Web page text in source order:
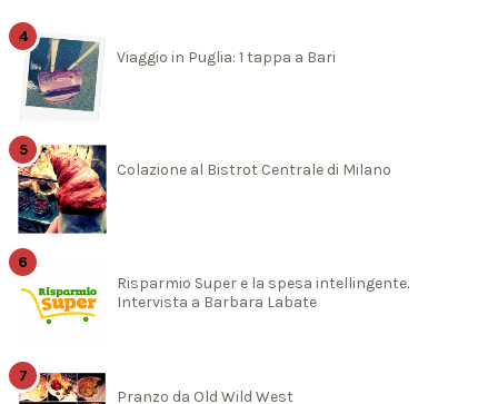
Viaggio in Puglia: 1 tappa a Bari
Colazione al Bistrot Centrale di Milano
Risparmio Super e la spesa intellingente.
Intervista a Barbara Labate
Pranzo da Old Wild West